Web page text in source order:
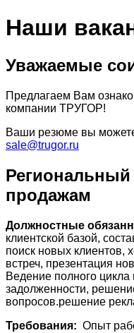
Наши
Уважаемые
Предлагаем Вам
компании ТРУГОР!
Ваши резюме вы
sale@trugor.ru
продажам
Должностные
клиентской базой,
поиск новых клиентов,
встреч, презентация
Ведение полного цикла
задолженности,
вопросов.решение
Требования: Опыт